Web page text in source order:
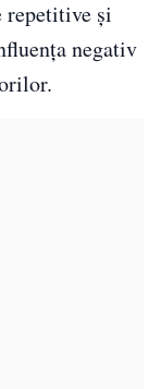
repetitive și
negativ